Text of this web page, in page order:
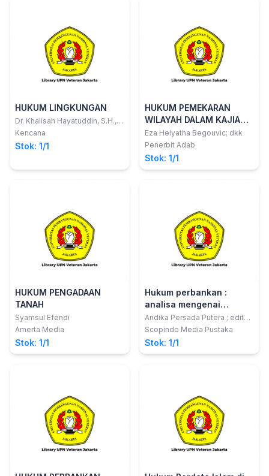
HUKUM LINGKUNGAN
Dr. Khalisah Hayatuddin, S.H.,
M.Hum.; Dr. Khalisah
Kencana
Stok: 1/1
HUKUM PEMEKARAN
WILAYAH DALAM KAJIAN
DEWAN PERWAKILAN
DAERAH REPUBLIK
INDONESIA (Daerah
Pemekaran Kabupaten
Eza Helyatha Begouvic; dkk
Penerbit Adab
Stok: 1/1
HUKUM PENGADAAN
TANAH
Syamsul Efendi
Amerta Media
Stok: 1/1
Hukum perbankan :
analisa mengenai
perjanjian kredit dan
keterkaitannya dengan
batalnya perkawinan
debitur serta alternatif
Andika Persada Putera ; editor,
Mohammad Zamroni
Scopindo Media Pustaka
Stok: 1/1